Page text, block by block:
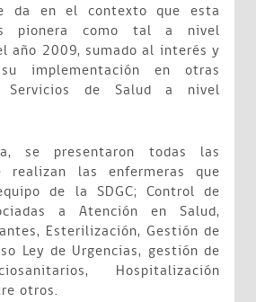
da en el contexto que esta
pionera como tal a nivel
año 2009, sumado al interés y
implementación en otras
Servicios de Salud a nivel
se presentaron todas las
realizan las enfermeras que
de la SDGC; Control de
a Atención en Salud,
Esterilización, Gestión de
Ley de Urgencias, gestión de
Hospitalización
otros.